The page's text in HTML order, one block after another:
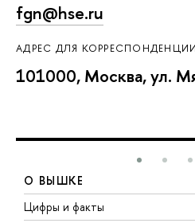
fgn@hse.ru
АДРЕС ДЛЯ
101000, Москва, ул.
О ВЫШКЕ
Цифры и факты